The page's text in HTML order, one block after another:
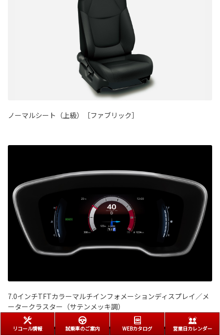
ノーマルシート（上級）［ファブリック］
7.0インチTFTカラーマルチインフォメーションディスプレイ／メ
ータークラスター（サテンメッキ調）
リコール情報 試乗車のご案内 WEBカタログ 営業日カレンダー